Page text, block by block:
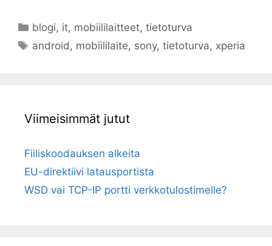
Kategoriat
blogi, it, mobiililaitteet,tietoturva
Avainsanat
android, mobiililaite, sony,tietoturva, xperia
Viimeisimmät jutut
Fiiliskoodauksen alkeita
EU-direktiivi latausportista
WSD vai TCP-IP portti verkkotulostimelle?